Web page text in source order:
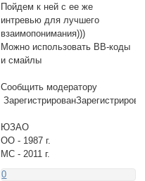
Пойдем к ней с ее же
интревью для лучшего
взаимопонимания)))
Можно использовать BB-коды
и смайлы
Сообщить модератору
ЮЗАО
ОО - 1987 г.
МС - 2011 г.
0